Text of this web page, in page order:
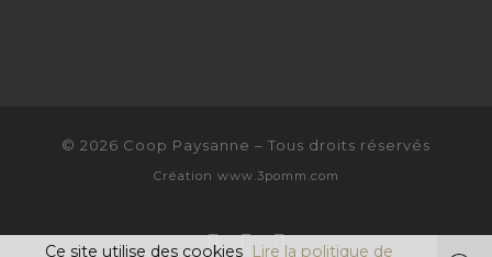
© 2026 Coop Paysanne – Tous droits réservés
Création www.3pomm.com
Ce site utilise des cookies Lire la politique de